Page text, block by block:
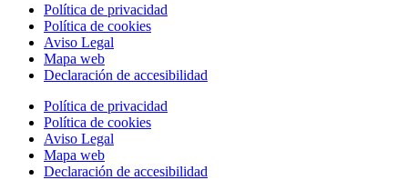
Política de privacidad
Política de cookies
Aviso Legal
Mapa web
Declaración de accesibilidad
Política de privacidad
Política de cookies
Aviso Legal
Mapa web
Declaración de accesibilidad